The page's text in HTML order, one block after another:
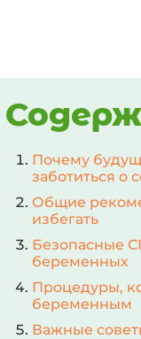
Почему
заботиться о
Общие
избегать
Безопасные
беременных
Процедуры,
беременным
Важные